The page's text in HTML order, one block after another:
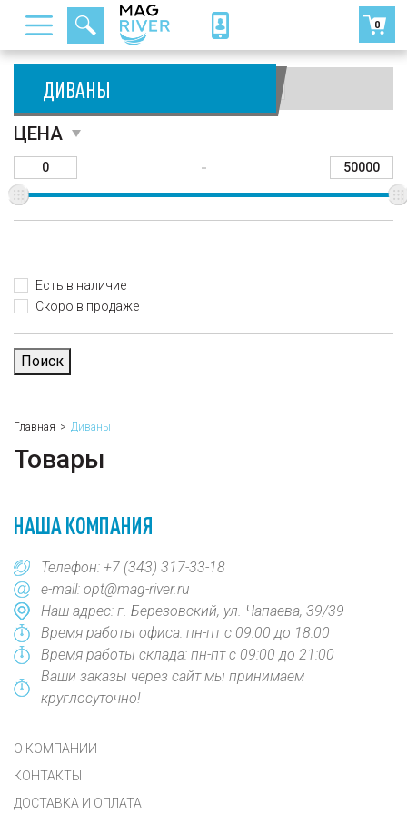
0
ДИВАНЫ
ЦЕНА
-
Есть в наличие
Скоро в продаже
Поиск
Главная Диваны
Товары
НАША КОМПАНИЯ
Телефон: +7 (343) 317-33-18
e-mail: opt@mag-river.ru
Наш адрес: г. Березовский, ул. Чапаева, 39/39
Время работы офиса: пн-пт с 09:00 до 18:00
Время работы склада: пн-пт с 09:00 до 21:00
Ваши заказы через сайт мы принимаем
круглосуточно!
О КОМПАНИИ
КОНТАКТЫ
ДОСТАВКА И ОПЛАТА